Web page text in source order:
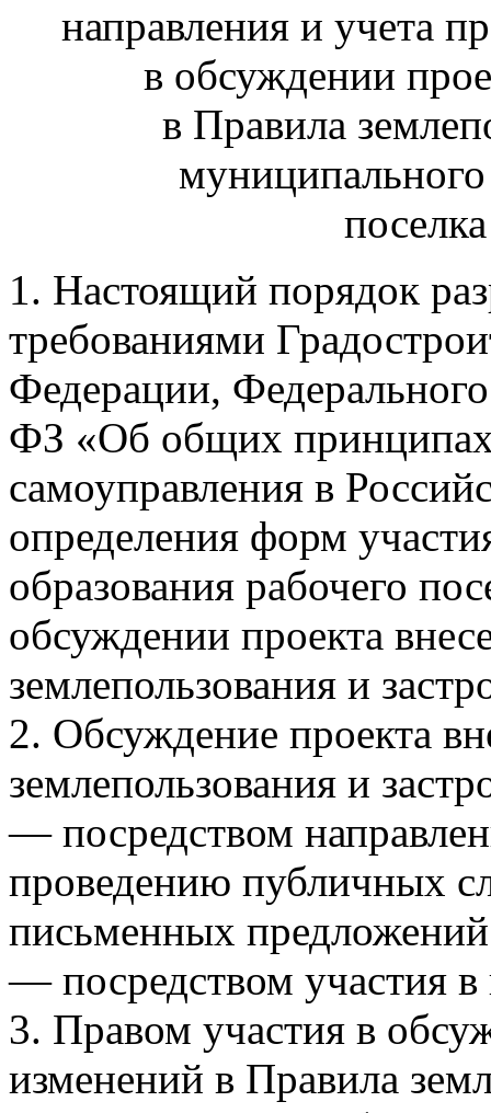
направления и учета
в обсуждении
в Правила
муниципального
1. Настоящий порядок
требованиями
Федерации,
ФЗ «Об общих принципах
самоуправления в
определения форм
образования рабочего
обсуждении проекта
землепользования и
2. Обсуждение проекта
землепользования и
— посредством
проведению публичных
письменных
— посредством участия
3. Правом участия в
изменений в Правила